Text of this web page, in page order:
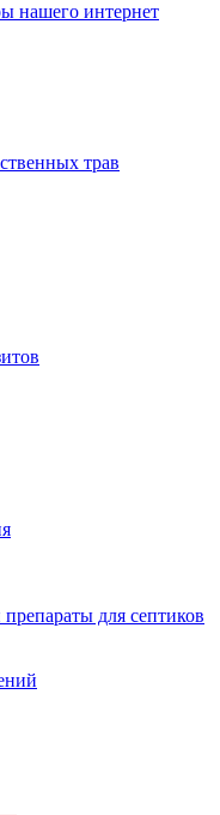
нашего интернет
трав
для септиков